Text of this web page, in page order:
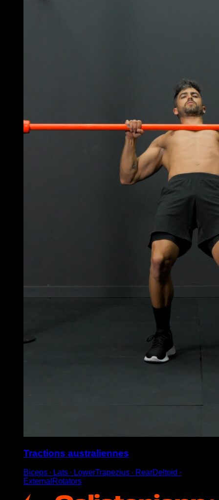
Tractions australiennes
Biceps ∙ Lats ∙ LowerTrapezius ∙ RearDeltoid ∙
ExternalRotators